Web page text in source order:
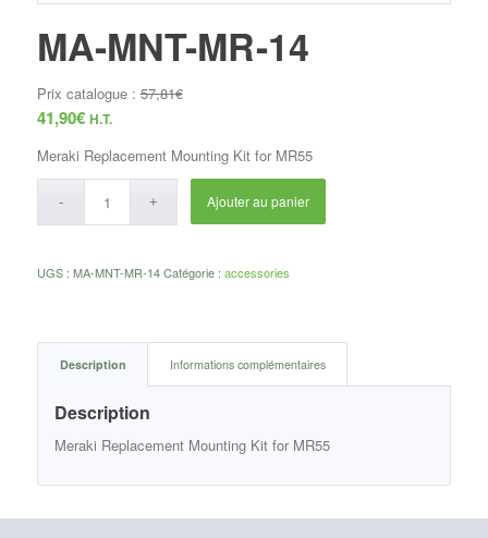
MA-MNT-MR-14
Prix catalogue :57,81€
41,90€ H.T.
Meraki Replacement Mounting Kit for MR55
Ajouter au panier
UGS : MA-MNT-MR-14 Catégorie : accessories
Description Informations complémentaires
Description
Meraki Replacement Mounting Kit for MR55